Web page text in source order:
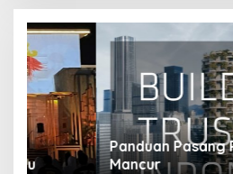
Panduan Pasang Pelapis
Mancur